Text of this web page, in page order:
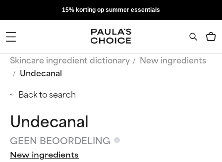
15% korting op summer essentials
Skincare ingredient dictionary
New ingredients
Undecanal
Back to search
Undecanal
GEEN BEOORDELING
New ingredients